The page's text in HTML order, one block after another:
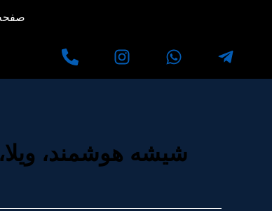
شیشه هوشمند،